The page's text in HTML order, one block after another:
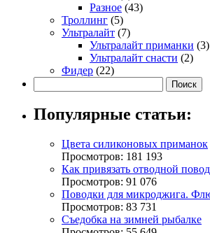
Разное (43)
Троллинг (5)
Ультралайт (7)
Ультралайт приманки (3)
Ультралайт снасти (2)
Фидер (22)
Популярные статьи:
Цвета силиконовых приманок
Просмотров: 181 193
Как привязать отводной
Просмотров: 91 076
Поводки для микроджига.
Просмотров: 83 731
Съедобка на зимней рыбалке